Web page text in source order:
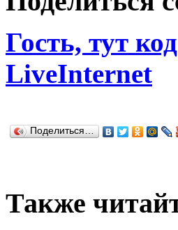
Гость, тут
LiveInternet
Поделиться…
Также